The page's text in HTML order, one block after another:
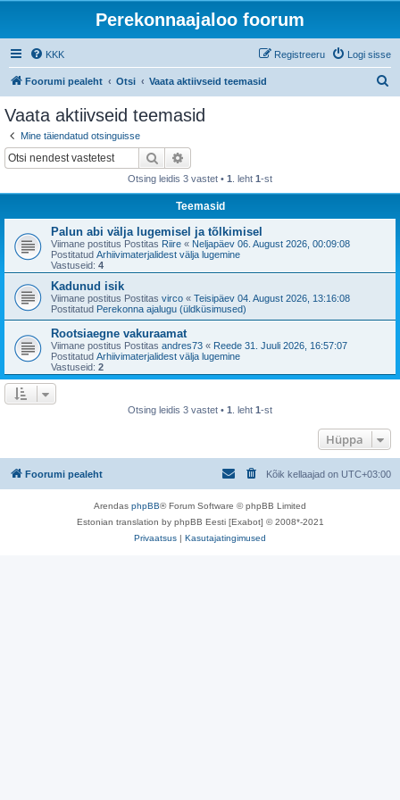
Perekonnaajaloo foorum
KKK Logi sisse
Registreeru
Foorumi pealeht Otsi Vaata aktiivseid teemasid
Vaata aktiivseid teemasid
Mine täiendatud otsinguisse
Otsi
Otsing leidis 3 vastet • 1 . leht 1-st
Teemasid
Palun abi välja lugemisel ja tõlkimisel
Viimane postitus Postitas Riire « Neljapäev 06. August 2026, 00:09:08
Postitatud Arhiivimaterjalidest välja lugemine
Vastuseid: 4
Kadunud isik
Viimane postitus Postitas virco « Teisipäev 04. August 2026, 13:16:08
Postitatud Perekonna ajalugu (üldküsimused)
Rootsiaegne vakuraamat
Viimane postitus Postitas andres73 « Reede 31. Juuli 2026, 16:57:07
Postitatud Arhiivimaterjalidest välja lugemine
Vastuseid: 2
Otsing leidis 3 vastet • 1 . leht 1-st
Hüppa
Foorumi pealeht Kõik kellaajad on UTC+03:00
Arendas phpBB® Forum Software © phpBB Limited
Estonian translation by phpBB Eesti [Exabot] © 2008*-2021
Privaatsus | Kasutajatingimused